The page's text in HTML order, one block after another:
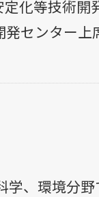
化等技術開
センター上
学、環境分